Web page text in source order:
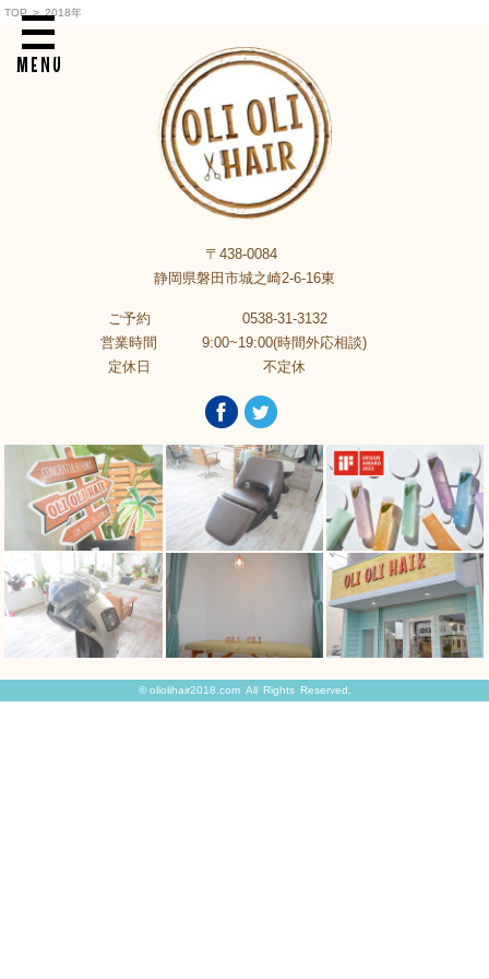
MENU
TOP > 2018年
〒438-0084
静岡県磐田市城之崎2-6-16東
ご予約
0538-31-3132
営業時間
9:00~19:00(時間外応相談)
定休日
不定休
©oliolihair2018.comAll Rights Reserved.